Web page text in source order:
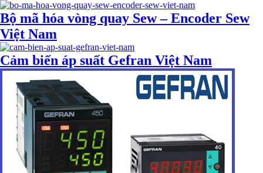
Bộ mã hóa vòng quay Sew – Encoder Sew
Việt Nam
Cảm biến áp suất Gefran Việt Nam